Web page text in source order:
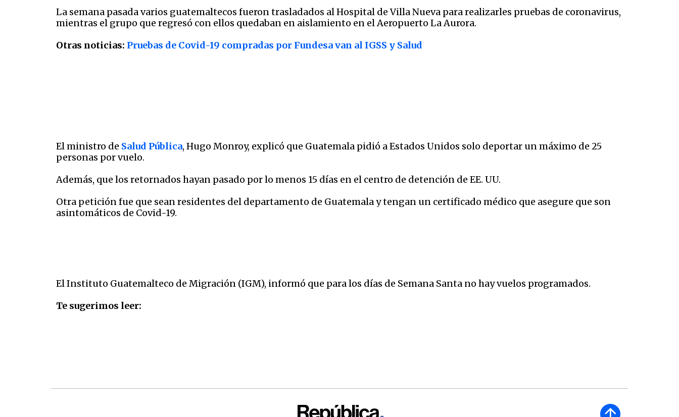
La semana pasada varios guatemaltecos fueron trasladados al Hospital de Villa Nueva para realizarles pruebas de coronavirus,
mientras el grupo que regresó con ellos quedaban en aislamiento en el Aeropuerto La Aurora.
Otras noticias: Pruebas de Covid-19 compradas por Fundesa van al IGSS y Salud
El ministro de Salud Pública, Hugo Monroy, explicó que Guatemala pidió a Estados Unidos solo deportar un máximo de 25
personas por vuelo.
Además, que los retornados hayan pasado por lo menos 15 días en el centro de detención de EE. UU.
Otra petición fue que sean residentes del departamento de Guatemala y tengan un certificado médico que asegure que son
asintomáticos de Covid-19.
El Instituto Guatemalteco de Migración (IGM), informó que para los días de Semana Santa no hay vuelos programados.
Te sugerimos leer: